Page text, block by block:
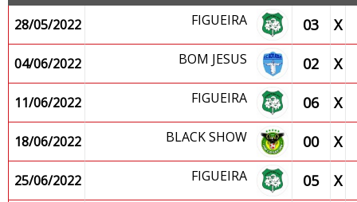
28/05/2022
FIGUEIRA 03 X
04/06/2022 BOM JESUS 02 X
11/06/2022 FIGUEIRA 06 X
18/06/2022 BLACK SHOW 00 X
25/06/2022 FIGUEIRA 05 X